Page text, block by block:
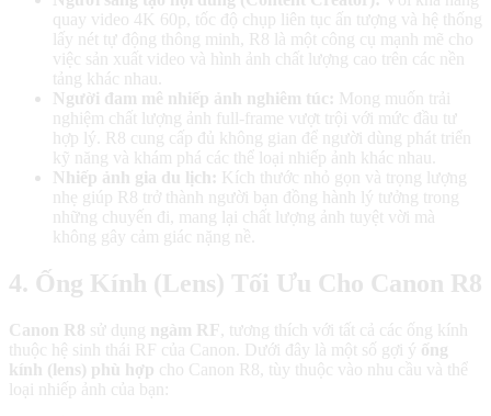
quay video 4K 60p, tốc độ chụp liên tục ấn tượng và hệ thống
lấy nét tự động thông minh, R8 là một công cụ mạnh mẽ cho
việc sản xuất video và hình ảnh chất lượng cao trên các nền
tảng khác nhau.
Người đam mê nhiếp ảnh nghiêm túc: Mong muốn trải
nghiệm chất lượng ảnh full-frame vượt trội với mức đầu tư
hợp lý. R8 cung cấp đủ không gian để người dùng phát triển
kỹ năng và khám phá các thể loại nhiếp ảnh khác nhau.
Nhiếp ảnh gia du lịch: Kích thước nhỏ gọn và trọng lượng
nhẹ giúp R8 trở thành người bạn đồng hành lý tưởng trong
những chuyến đi, mang lại chất lượng ảnh tuyệt vời mà
không gây cảm giác nặng nề.
4. Ống Kính (Lens) Tối Ưu Cho Canon R8
Canon R8 sử dụng ngàm RF , tương thích với tất cả các ống kính
thuộc hệ sinh thái RF của Canon. Dưới đây là một số gợi ý ống
kính (lens) phù hợp cho Canon R8, tùy thuộc vào nhu cầu và thể
loại nhiếp ảnh của bạn: